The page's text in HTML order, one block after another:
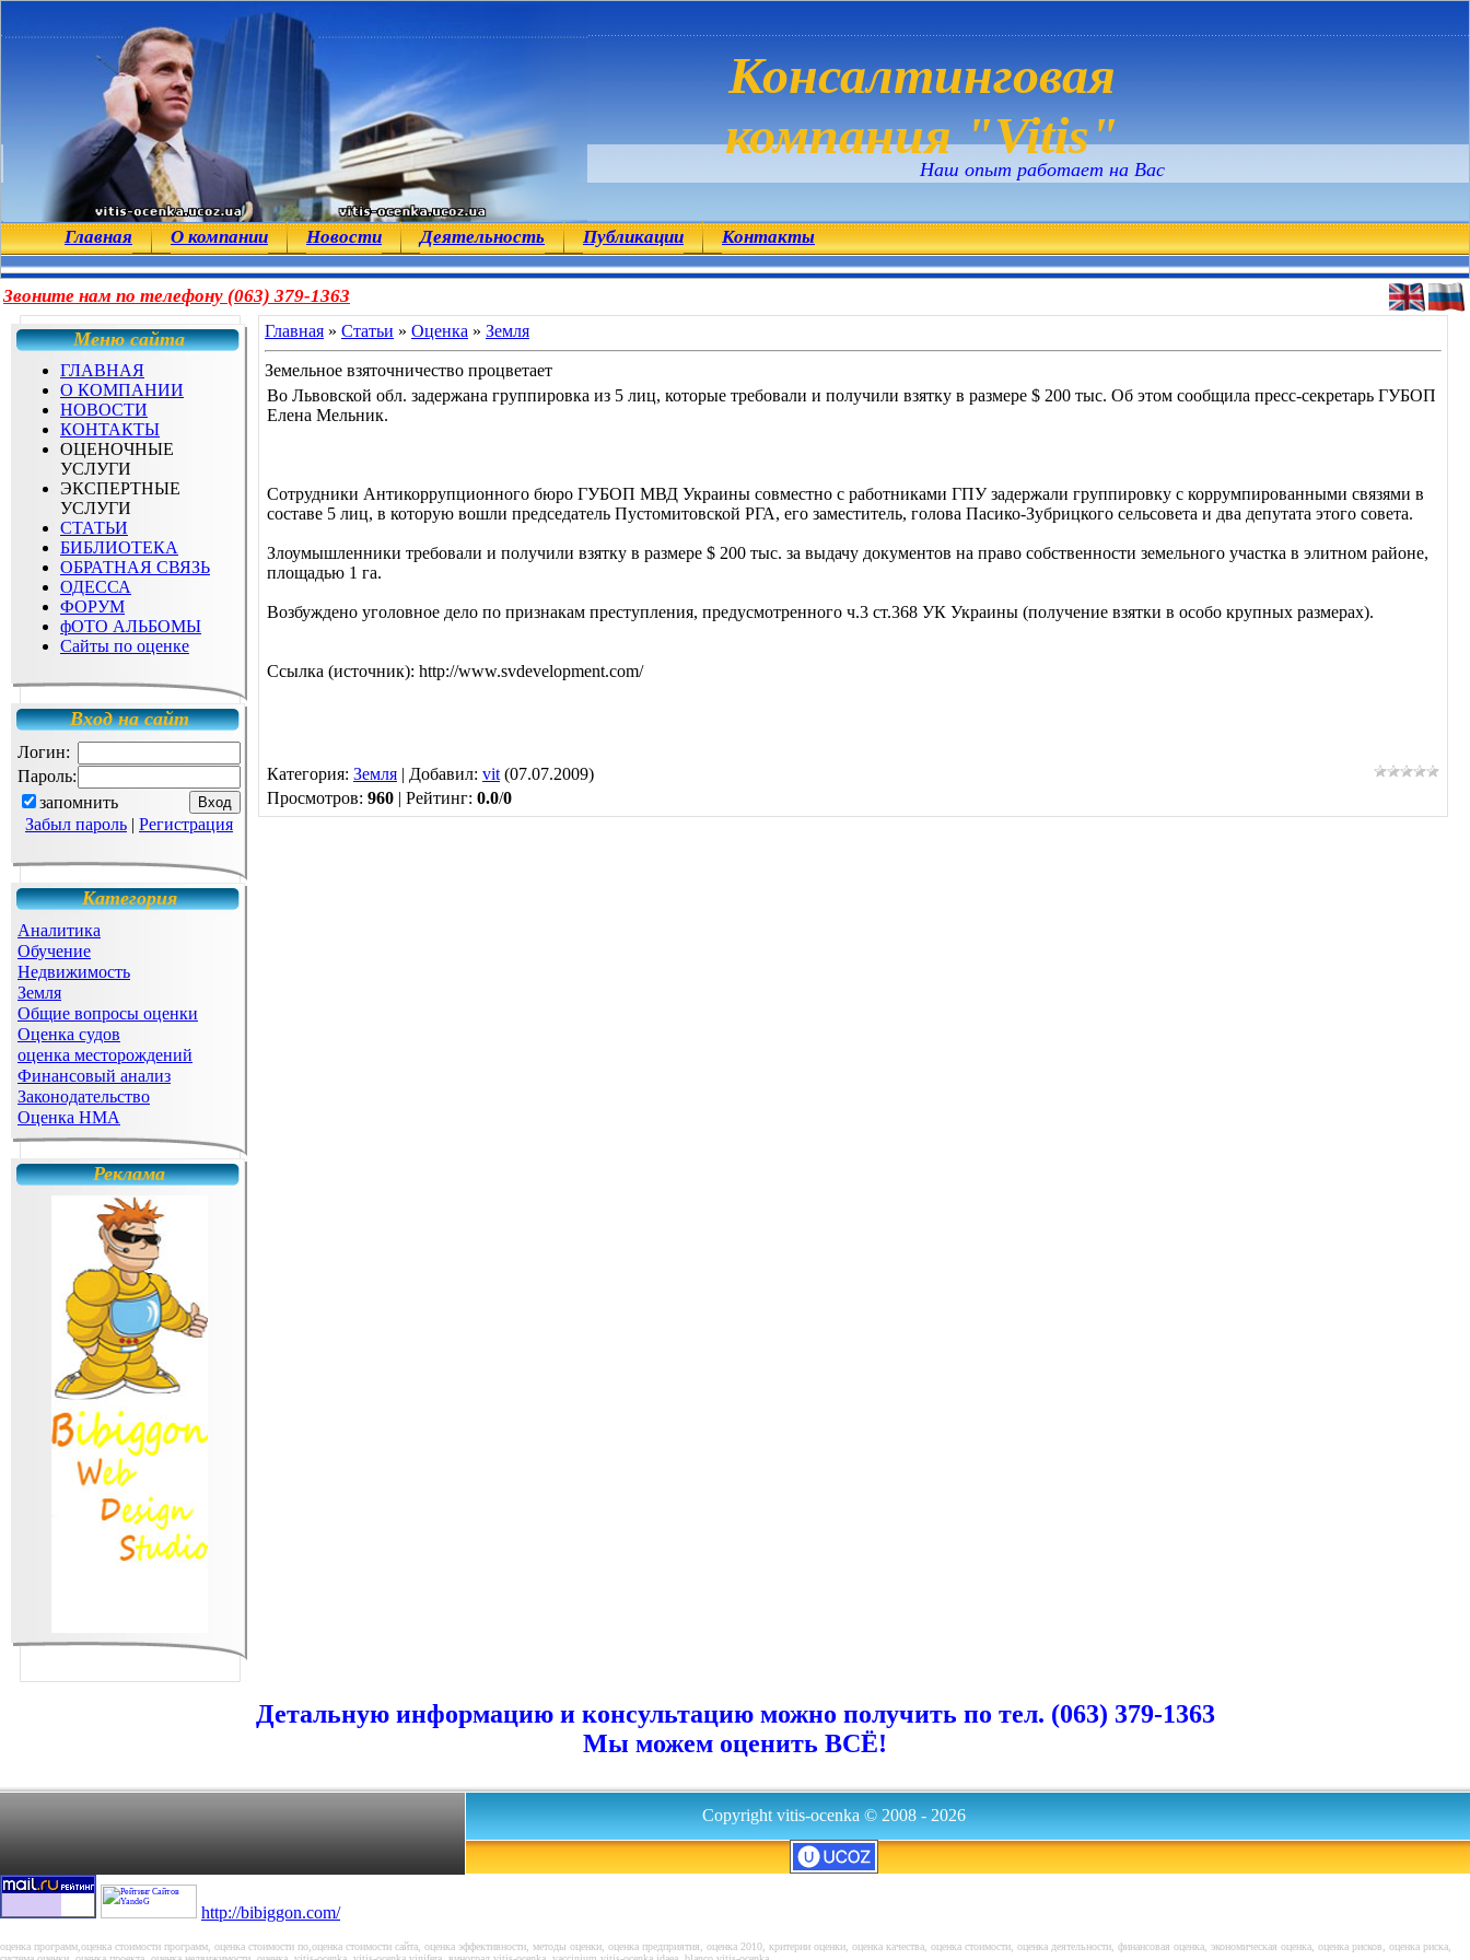
Консалтинговая
компания "Vitis"
Наш опыт работает на Вас
Главная О компании Новости Деятельность Публикации Контакты
Звоните нам по телефону (063) 379-1363
Меню сайта
ГЛАВНАЯ
О КОМПАНИИ
НОВОСТИ
КОНТАКТЫ
ОЦЕНОЧНЫЕ
УСЛУГИ
ЭКСПЕРТНЫЕ
УСЛУГИ
СТАТЬИ
БИБЛИОТЕКА
ОБРАТНАЯ СВЯЗЬ
ОДЕССА
ФОРУМ
фОТО АЛЬБОМЫ
Сайты по оценке
Вход на сайт
Логин:
Пароль:
запомнить
Забыл пароль | Регистрация
Категория
Аналитика
Обучение
Недвижимость
Земля
Общие вопросы оценки
Оценка судов
оценка месторождений
Финансовый анализ
Законодательство
Оценка НМА
Реклама
Главная » Статьи » Оценка » Земля
Земельное взяточничество процветает
Во Львовской обл. задержана группировка из 5 лиц, которые требовали и получили взятку в размере $ 200 тыс. Об этом сообщила пресс-секретарь ГУБОП
Елена Мельник.
Сотрудники Антикоррупционного бюро ГУБОП МВД Украины совместно с работниками ГПУ задержали группировку с коррумпированными связями в
составе 5 лиц, в которую вошли председатель Пустомитовской РГА, его заместитель, голова Пасико-Зубрицкого сельсовета и два депутата этого совета.
Злоумышленники требовали и получили взятку в размере $ 200 тыс. за выдачу документов на право собственности земельного участка в элитном районе,
площадью 1 га.
Возбуждено уголовное дело по признакам преступления, предусмотренного ч.3 ст.368 УК Украины (получение взятки в особо крупных размерах).
Ссылка (источник): http://www.svdevelopment.com/
Категория: Земля | Добавил: vit (07.07.2009)
Просмотров: 960 | Рейтинг: 0.0/0
Детальную информацию и консультацию можно получить по тел. (063) 379-1363
Мы можем оценить ВСЁ!
Copyright vitis-ocenka © 2008 - 2026
http://bibiggon.com/
оценка программ,оценка стоимости программ, оценка стоимости по,оценка стоимости сайта, оценка эффективности, методы оценки, оценка предприятия, оценка 2010, критерии оценки, оценка качества, оценка стоимости, оценка деятельности, финансовая оценка, экономическая оценка, оценка рисков, оценка риска,